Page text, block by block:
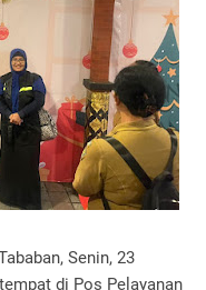
Senin, 23
di Pos Pelayanan